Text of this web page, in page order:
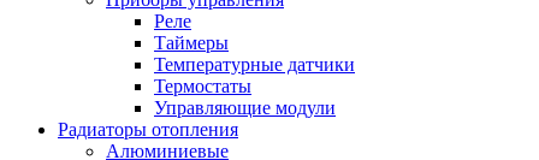
Реле
Таймеры
Температурные датчики
Термостаты
Управляющие модули
Радиаторы отопления
Алюминиевые